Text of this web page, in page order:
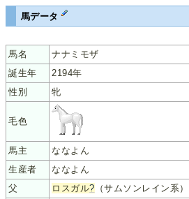
馬データ
馬名
ナナミモザ
誕生年
2194年
性別
牝
毛色
馬主
ななよん
生産者
ななよん
父
ロスガル? （サムソンレイン系）